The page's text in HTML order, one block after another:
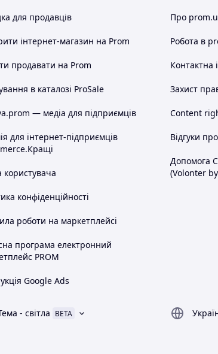
для продавців
інтернет-магазин на Prom
продавати на Prom
в каталозі ProSale
— медіа для підприємців
для інтернет-підприємців
користувача
конфіденційності
роботи на маркетплейсі
програма електронний
PROM
Google Ads
Про
Робота в
Контактна
Захист
Content
Відгуки
Допомога
(Volonter
- світла BETA